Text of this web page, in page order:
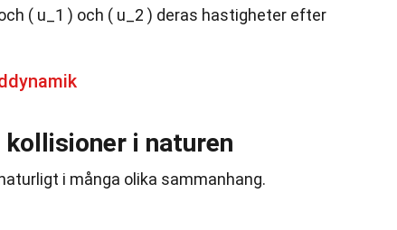
( u_1 ) och ( u_2 ) deras hastigheter efter
i naturen
i många olika sammanhang.